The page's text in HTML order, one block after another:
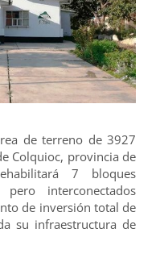
de terreno de 3927
Colquioc, provincia de
7 bloques
pero interconectados
de inversión total de
su infraestructura de